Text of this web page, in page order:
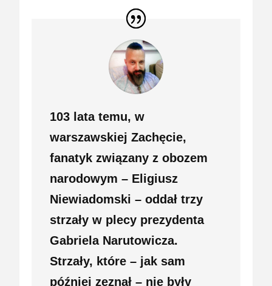
103 lata temu, w
warszawskiej Zachęcie,
fanatyk związany z obozem
narodowym – Eligiusz
Niewiadomski – oddał trzy
strzały w plecy prezydenta
Gabriela Narutowicza.
Strzały, które – jak sam
później zeznał – nie były